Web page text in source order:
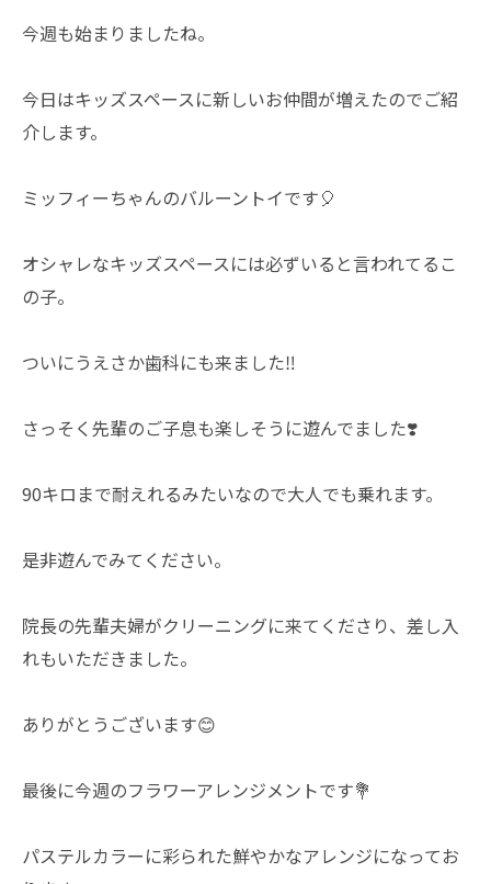
今週も始まりましたね。
今日はキッズスペースに新しいお仲間が増えたのでご紹
介します。
ミッフィーちゃんのバルーントイです🎈
オシャレなキッズスペースには必ずいると言われてるこ
の子。
ついにうえさか歯科にも来ました‼️
さっそく先輩のご子息も楽しそうに遊んでました❣️
90キロまで耐えれるみたいなので大人でも乗れます。
是非遊んでみてください。
院長の先輩夫婦がクリーニングに来てくださり、差し入
れもいただきました。
ありがとうございます😊
最後に今週のフラワーアレンジメントです💐
パステルカラーに彩られた鮮やかなアレンジになってお